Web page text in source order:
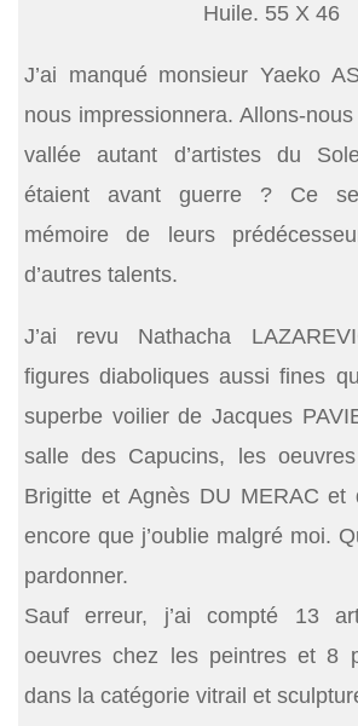
Huile. 55 X 46
J’ai manqué monsieur Yaeko
nous impressionnera. Allons-
vallée autant d’artistes du
étaient avant guerre ? Ce
mémoire de leurs
d’autres talents.
J’ai revu Nathacha
figures diaboliques aussi fines
superbe voilier de Jacques
salle des Capucins, les
Brigitte et Agnès DU MERAC et
encore que j’oublie malgré moi.
pardonner.
Sauf erreur, j’ai compté 13
oeuvres chez les peintres et 8
dans la catégorie vitrail et